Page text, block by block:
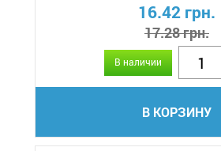
16.42 грн.
17.28 грн.
В наличии
В КОРЗИНУ